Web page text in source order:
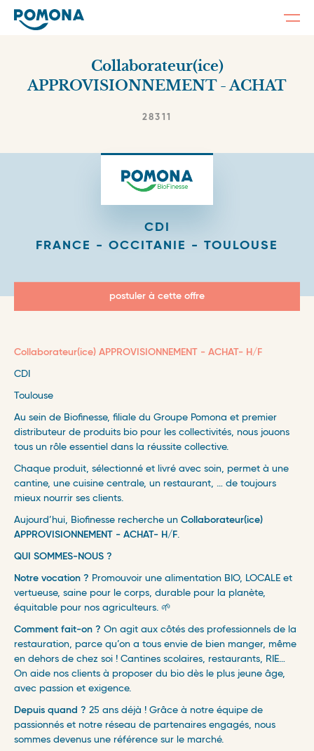
Collaborateur(ice)
APPROVISIONNEMENT - ACHAT
28311
CDI
FRANCE - OCCITANIE - TOULOUSE
postuler à cette offre
Collaborateur(ice) APPROVISIONNEMENT - ACHAT- H/F
CDI
Toulouse
Au sein de Biofinesse, filiale du Groupe Pomona et premier
distributeur de produits bio pour les collectivités, nous jouons
tous un rôle essentiel dans la réussite collective.
Chaque produit, sélectionné et livré avec soin, permet à une
cantine, une cuisine centrale, un restaurant, … de toujours
mieux nourrir ses clients.
Aujourd’hui, Biofinesse recherche un Collaborateur(ice)
APPROVISIONNEMENT - ACHAT- H/F.
QUI SOMMES-NOUS ?
Notre vocation ? Promouvoir une alimentation BIO, LOCALE et
vertueuse, saine pour le corps, durable pour la planète,
équitable pour nos agriculteurs. 🌱
Comment fait-on ? On agit aux côtés des professionnels de la
restauration, parce qu’on a tous envie de bien manger, même
en dehors de chez soi ! Cantines scolaires, restaurants, RIE…
On aide nos clients à proposer du bio dès le plus jeune âge,
avec passion et exigence.
Depuis quand ? 25 ans déjà ! Grâce à notre équipe de
passionnés et notre réseau de partenaires engagés, nous
sommes devenus une référence sur le marché.